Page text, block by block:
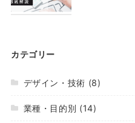
カテゴリー
デザイン・技術 (8)
業種・目的別 (14)